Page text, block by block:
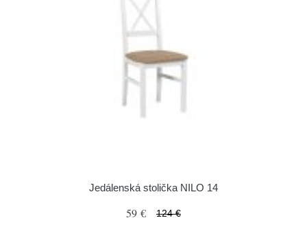
Jedálenská stolička NILO 14
59 € 124 €